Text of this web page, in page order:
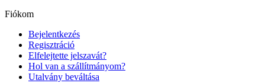
Fiókom
Bejelentkezés
Regisztráció
Elfelejtette jelszavát?
Hol van a szállítmányom?
Utalvány beváltása